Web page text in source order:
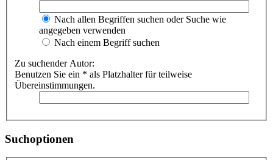
Nach allen Begriffen suchen oder Suche wie
angegeben verwenden
Nach einem Begriff suchen
Zu suchender Autor:
Benutzen Sie ein * als Platzhalter für teilweise
Übereinstimmungen.
Suchoptionen